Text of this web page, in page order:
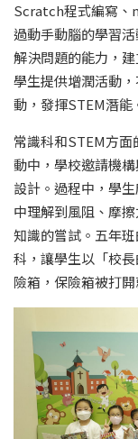
Scratch程式編寫、
過動手動腦的學習
解決問題的能力，
學生提供增潤活動
動，發揮STEM潛能
常識科和STEM方
動中，學校邀請機
設計。過程中，學
中理解到風阻、摩
知識的嘗試。五年
科，讓學生以「校
險箱，保險箱被打